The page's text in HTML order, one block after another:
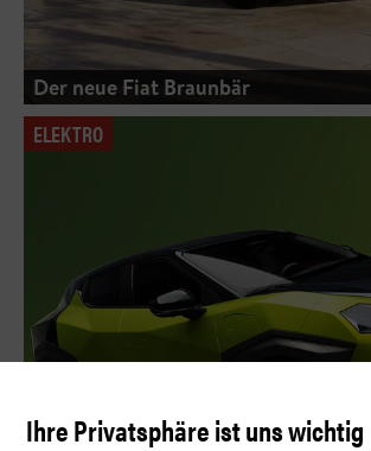
Der neue Fiat Braunbär
ELEKTRO
Ihre Privatsphäre ist uns wichtig